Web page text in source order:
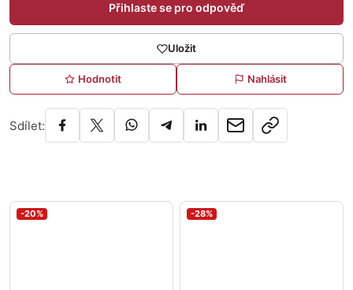
Přihlaste se pro odpověď
Uložit
Hodnotit Nahlásit
Sdílet:
-20% -28%